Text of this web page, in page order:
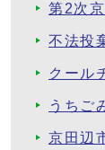
第2次
不法投
クール
うちご
京田辺